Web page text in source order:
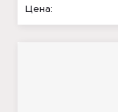
Цена: